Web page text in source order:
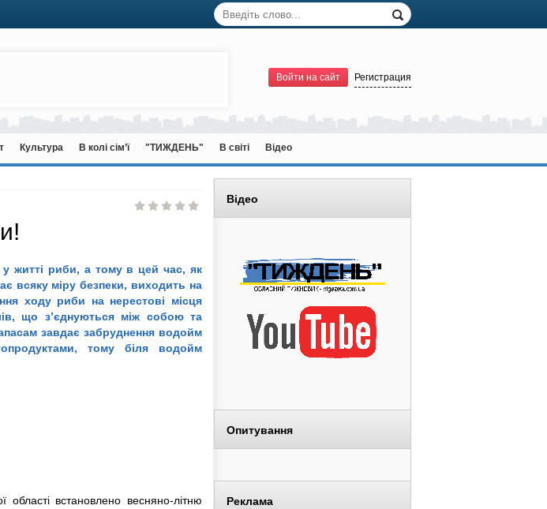
Войти на сайт Регистрация
Культура В колі сім’ї "ТИЖДЕНЬ" В світі Відео
житті риби, а тому в цей час, як
всяку міру безпеки, виходить на
ходу риби на нерестові місця
що з’єднуються між собою та
завдає забруднення водойм
тому біля водойм
встановлено весняно-літню
Відео
Опитування
Реклама